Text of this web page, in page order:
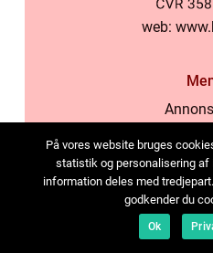
web:
På vores website bruges
statistik og personalisering af
information deles med
godkender du
Ok